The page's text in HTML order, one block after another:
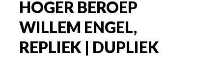
HOGER BEROEP
WILLEM ENGEL,
REPLIEK | DUPLIEK